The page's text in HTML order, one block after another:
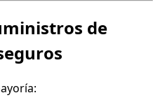
de